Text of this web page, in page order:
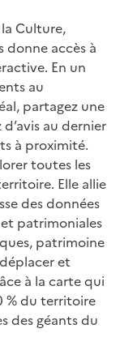
Culture,
donne accès à
En un
au
partagez une
au dernier
à proximité.
toutes les
Elle allie
des données
patrimoniales
patrimoine
et
à la carte qui
% du territoire
des géants du